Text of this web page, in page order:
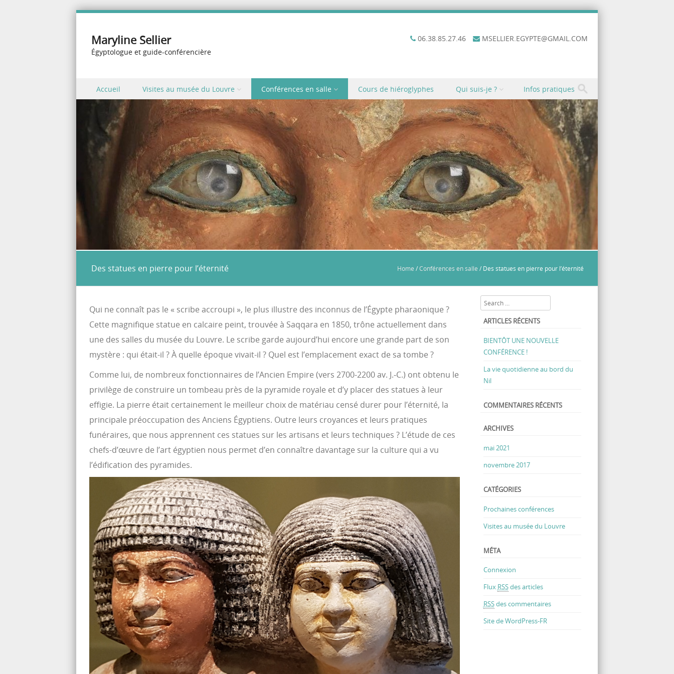
06.38.85.27.46 MSELLIER.EGYPTE@GMAIL.COM
Maryline Sellier
Égyptologue et guide-conférencière
Menu
Skip to content
Accueil Visites au musée du Louvre Conférences en salle Cours de hiéroglyphes Qui suis-je ? Infos pratiques
Des statues en pierre pour l’éternité Home /Conférences en salle / Des statues en pierre pour l’éternité
Qui ne connaît pas le « scribe accroupi », le plus illustre des inconnus de l’Égypte pharaonique ?
Cette magnifique statue en calcaire peint, trouvée à Saqqara en 1850, trône actuellement dans
une des salles du musée du Louvre. Le scribe garde aujourd’hui encore une grande part de son
mystère : qui était-il ? À quelle époque vivait-il ? Quel est l’emplacement exact de sa tombe ?
Comme lui, de nombreux fonctionnaires de l’Ancien Empire (vers 2700-2200 av. J.‑C.) ont obtenu le
privilège de construire un tombeau près de la pyramide royale et d’y placer des statues à leur
effigie. La pierre était certainement le meilleur choix de matériau censé durer pour l’éternité, la
principale préoccupation des Anciens Égyptiens. Outre leurs croyances et leurs pratiques
funéraires, que nous apprennent ces statues sur les artisans et leurs techniques ? L’étude de ces
chefs-d’œuvre de l’art égyptien nous permet d’en connaître davantage sur la culture qui a vu
l’édification des pyramides.
Search
ARTICLES RÉCENTS
BIENTÔT UNE NOUVELLE
CONFÉRENCE !
La vie quotidienne au bord du
Nil
COMMENTAIRES RÉCENTS
ARCHIVES
mai 2021
novembre 2017
CATÉGORIES
Prochaines conférences
Visites au musée du Louvre
MÉTA
Connexion
Flux RSSdes articles
RSSdes commentaires
Site de WordPress-FR